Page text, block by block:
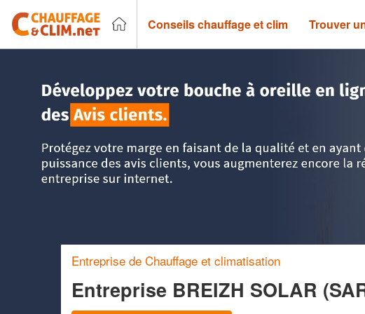
Conseils chauffage et clim Trouver
Entreprise de Chauffage et climatisation
Entreprise BREIZH SOLAR